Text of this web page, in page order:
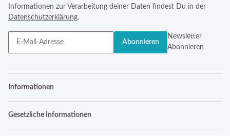
Informationen zur Verarbeitung deiner Daten findest Du in der
Datenschutzerklärung.
Abonnieren
Newsletter
Abonnieren
Informationen
Gesetzliche Informationen